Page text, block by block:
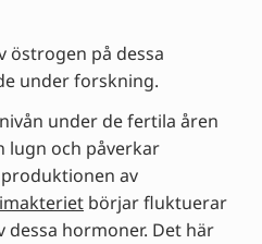
östrogen på dessa
under forskning.
under de fertila åren
lugn och påverkar
av
börjar fluktuerar
dessa hormoner. Det här